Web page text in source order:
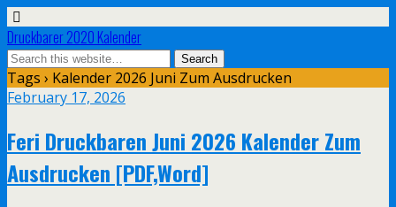
Druckbarer 2020 Kalender
Tags › Kalender 2026 Juni Zum Ausdrucken
February 17, 2026
Feri Druckbaren Juni 2026 Kalender Zum
Ausdrucken [PDF,Word]